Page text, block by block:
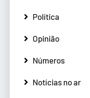
Política
Opinião
Números
Notícias no ar